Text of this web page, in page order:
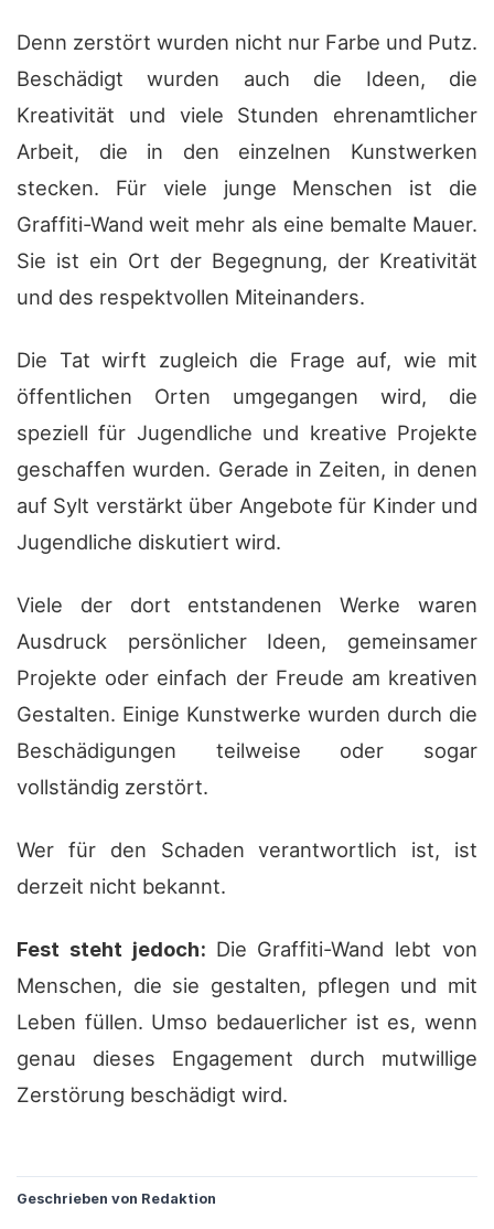
Denn zerstört wurden nicht nur Farbe und Putz.
Beschädigt wurden auch die Ideen, die
Kreativität und viele Stunden ehrenamtlicher
Arbeit, die in den einzelnen Kunstwerken
stecken. Für viele junge Menschen ist die
Graffiti-Wand weit mehr als eine bemalte Mauer.
Sie ist ein Ort der Begegnung, der Kreativität
und des respektvollen Miteinanders.
Die Tat wirft zugleich die Frage auf, wie mit
öffentlichen Orten umgegangen wird, die
speziell für Jugendliche und kreative Projekte
geschaffen wurden. Gerade in Zeiten, in denen
auf Sylt verstärkt über Angebote für Kinder und
Jugendliche diskutiert wird.
Viele der dort entstandenen Werke waren
Ausdruck persönlicher Ideen, gemeinsamer
Projekte oder einfach der Freude am kreativen
Gestalten. Einige Kunstwerke wurden durch die
Beschädigungen teilweise oder sogar
vollständig zerstört.
Wer für den Schaden verantwortlich ist, ist
derzeit nicht bekannt.
Fest steht jedoch: Die Graffiti-Wand lebt von
Menschen, die sie gestalten, pflegen und mit
Leben füllen. Umso bedauerlicher ist es, wenn
genau dieses Engagement durch mutwillige
Zerstörung beschädigt wird.
?
Geschrieben von Redaktion